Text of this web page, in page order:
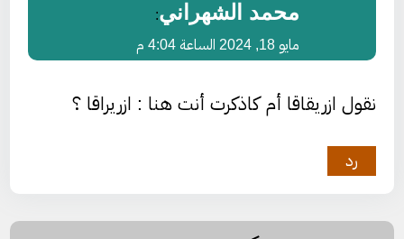
محمد الشهراني:
مايو 18, 2024 الساعة 4:04 م
نقول ازريقاقا أم كاذكرت أنت هنا : ازريراقا ؟
رد